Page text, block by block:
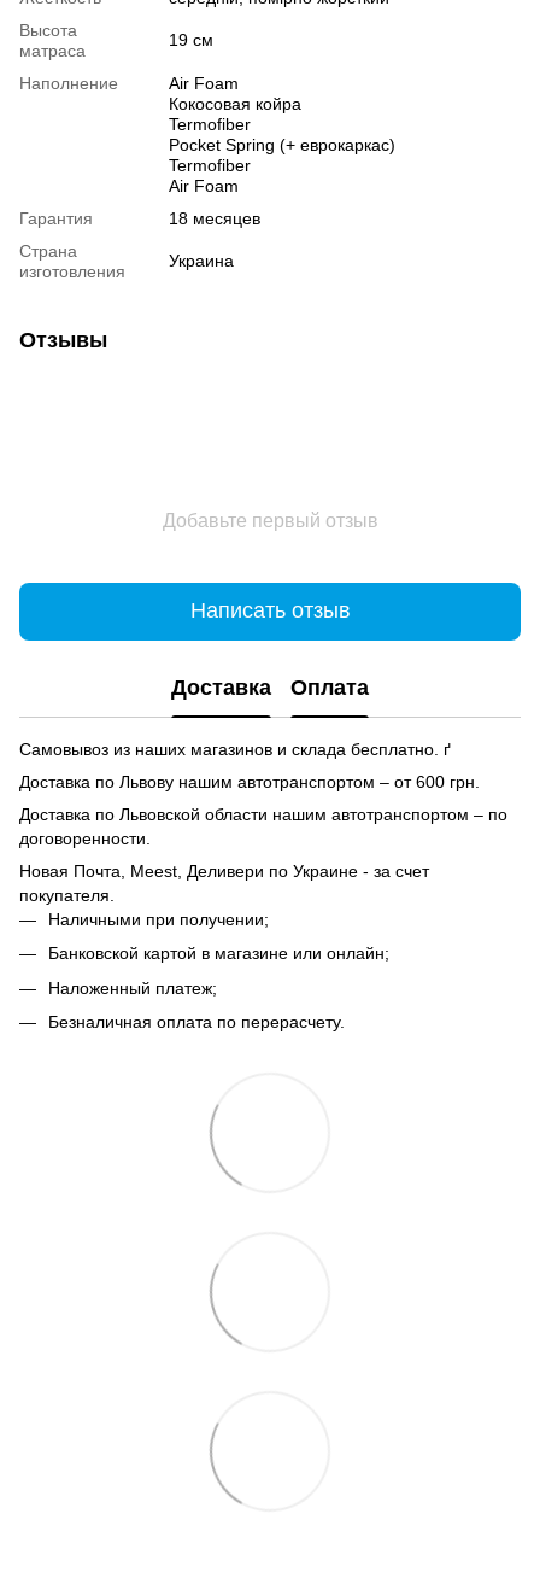
Высота
матраса
19 см
Наполнение
Air Foam
Кокосовая койра
Termofiber
Pocket Spring (+ еврокаркас)
Termofiber
Air Foam
Гарантия
18 месяцев
Страна
изготовления
Украина
Отзывы
Добавьте первый отзыв
Написать отзыв
Доставка Оплата
Самовывоз из наших магазинов и склада бесплатно. ґ
Доставка по Львову нашим автотранспортом – от 600 грн.
Доставка по Львовской области нашим автотранспортом – по
договоренности.
Новая Почта, Meest, Деливери по Украине - за счет
покупателя.
Наличными при получении;
Банковской картой в магазине или онлайн;
Наложенный платеж;
Безналичная оплата по перерасчету.